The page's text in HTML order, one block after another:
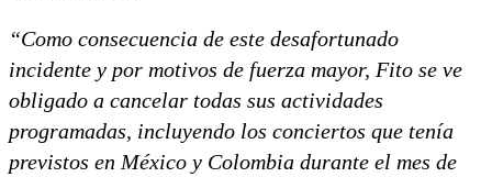
“Como consecuencia de este desafortunado
incidente y por motivos de fuerza mayor, Fito se ve
obligado a cancelar todas sus actividades
programadas, incluyendo los conciertos que tenía
previstos en México y Colombia durante el mes de